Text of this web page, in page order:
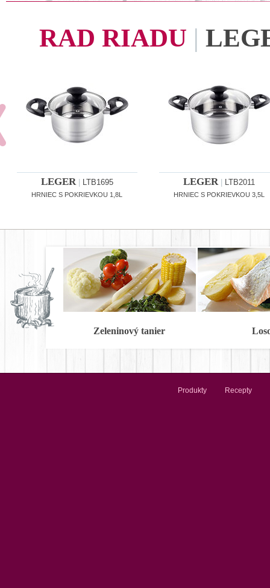
RAD RIADU |
LEGER| LTB1695
HRNIEC S POKRIEVKOU 1,8L
LEGER| LTB2011
HRNIEC S POKRIEVKOU 3,5L
Zeleninový tanier
Produkty Recepty